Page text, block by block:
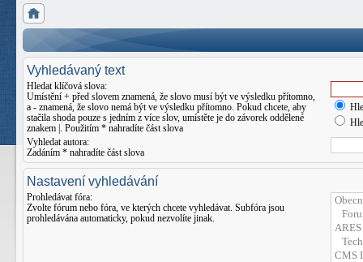
Vyhledávaný text
Hledat klíčová slova:
Umístění + před slovem znamená, že slovo musí být ve výsledku přítomno,
a - znamená, že slovo nemá být ve výsledku přítomno. Pokud chcete, aby
stačila shoda pouze s jedním z více slov, umístěte je do závorek oddělené
znakem . Použitím * nahradíte část slova
Vyhledat autora:
Zadáním * nahradíte část slova
Nastavení vyhledávání
Prohledávat fóra:
Zvolte fórum nebo fóra, ve kterých chcete vyhledávat. Subfóra jsou
prohledávána automaticky, pokud nezvolíte jinak.